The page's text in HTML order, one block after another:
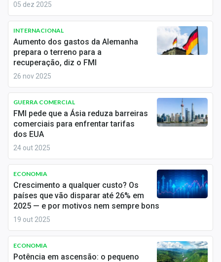
Últimas Notícias
Newsletters
Cotações
Comprar ou vender?
Carteiras Recomendadas
Central de Dividendos
Central de Fundos Imobiliários
Central dos IPOs
Renda Fixa
Finanças Pessoais
Economia
05 dez 2025
INTERNACIONAL
Aumento dos gastos da Alemanha
prepara o terreno para a
recuperação, diz o FMI
26 nov 2025
GUERRA COMERCIAL
FMI pede que a Ásia reduza barreiras
comerciais para enfrentar tarifas
dos EUA
24 out 2025
ECONOMIA
Crescimento a qualquer custo? Os
países que vão disparar até 26% em
2025 — e por motivos nem sempre bons
19 out 2025
ECONOMIA
Potência em ascensão: o pequeno